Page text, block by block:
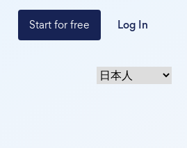
Start for free Log In